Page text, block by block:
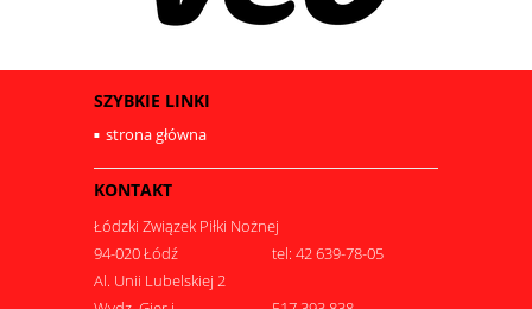
SZYBKIE LINKI
strona główna
KONTAKT
Łódzki Związek Piłki Nożnej
94-020 Łódź
tel: 42 639-78-05
Al. Unii Lubelskiej 2